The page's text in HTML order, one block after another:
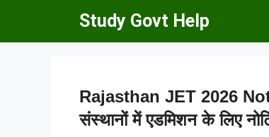
Study Govt Help
Rajasthan JET 2026
संस्थानों में एडमिशन के लिए